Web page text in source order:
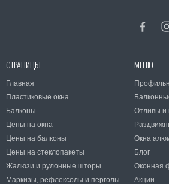
СТРАНИЦЫ
Главная
Пластиковые окна
Балконы
Цены на окна
Цены на балконы
Цены на стеклопакеты
Жалюзи и рулонные шторы
Маркизы, рефлексолы и перголы
МЕНЮ
Отливы и
Окна
Блог
Оконная
Акции